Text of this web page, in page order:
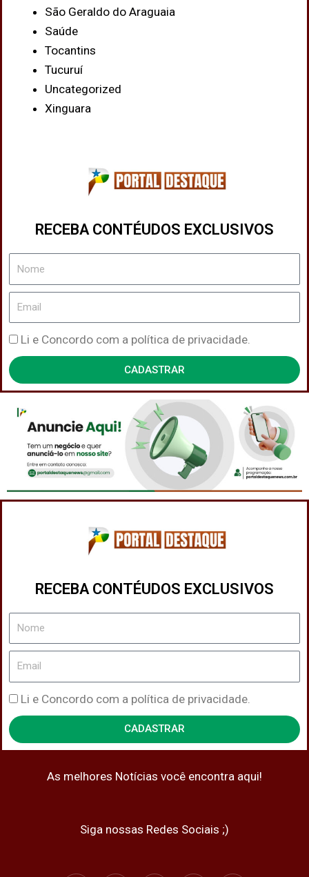
São Geraldo do Araguaia
Saúde
Tocantins
Tucuruí
Uncategorized
Xinguara
RECEBA CONTÉUDOS EXCLUSIVOS
Nome
Email
Política
de
Privacidade
Li e Concordo com a política de privacidade.
CADASTRAR
RECEBA CONTÉUDOS EXCLUSIVOS
Nome
Email
Política
de
Privacidade
Li e Concordo com a política de privacidade.
CADASTRAR
As melhores Notícias você encontra aqui!
Siga nossas Redes Sociais ;)